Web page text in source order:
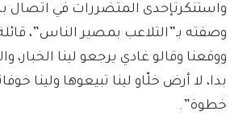
واستنكرتإحدى المتضررات في اتصال
وصفته بـ”التلاعب بمصير الناس”،
ووقعنا وقالو غادي يرجعو لينا الخبار،
بدا، لا أرض خلّاو لينا تبيعوها ولينا
خطوة”.